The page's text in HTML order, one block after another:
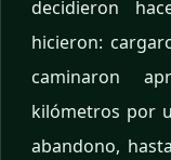
decidieron
hicieron:
caminaron
kilómetros por
abandono,